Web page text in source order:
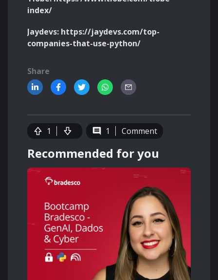
index/
Jaydevs: https://jaydevs.com/top-
companies-that-use-python/
Share
1 1 Comment
Recommended for you